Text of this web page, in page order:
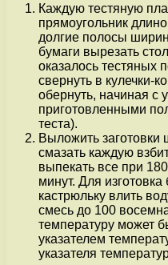
Каждую тестяную
прямоугольник
долгие полосы
бумаги вырезать
оказалось тестяных
свернуть в кулечки-
обернуть, начиная с
приготовленными
теста).
Выложить заготовки
смазать каждую
выпекать все при
минут. Для
кастрюльку влить
смесь до 100
температуру может
указателем
указателя